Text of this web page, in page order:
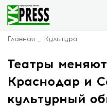
Главная Культура
Театры
Краснодар и
культурный